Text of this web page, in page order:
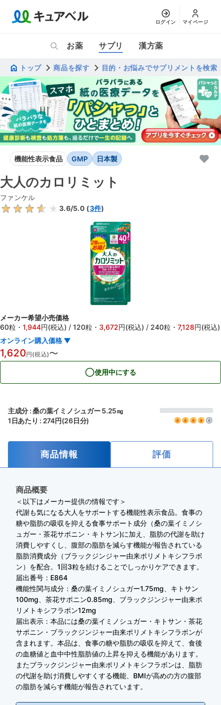
ログイン マイページ
お薬 サプリ 漢方薬
トップ 商品を探す 目的・お悩みでサプリメントを検索
機能性表示食品 GMP 日本製
大人のカロリミット
ファンケル
3.6/5.0 (3件)
メーカー希望小売価格
60粒 ・ 1,944円(税込) / 120粒 ・ 3,672円(税込) / 240粒 ・ 7,128円(税込)
オンライン購入価格 ▼
1,620円(税込)〜
使用中にする
主成分 : 桑の葉イミノシュガー 5.25㎎
1日あたり : 274円(26日分)
商品情報 評価
商品概要
＜以下はメーカー提供の情報です＞
代謝も気になる大人をサポートする機能性表示食品。食事の
糖や脂肪の吸収を抑える食事サポート成分（桑の葉イミノシ
ュガー・茶花サポニン・キトサン)に加え、脂肪の代謝を助け
消費しやすくし、腹部の脂肪を減らす機能が報告されている
脂肪消費成分（ブラックジンジャー由来ポリメトキシフラボ
ン）を配合。1回3粒を続けることでしっかりケアできます。
届出番号：E864
機能性関与成分：桑の葉イミノシュガー1.75mg、キトサン
100mg、茶花サポニン0.85mg、ブラックジンジャー由来ポ
リメトキシフラボン12mg
届出表示：本品には桑の葉イミノシュガー・キトサン・茶花
サポニン・ブラックジンジャー由来ポリメトキシフラボンが
含まれます。本品は、食事の糖や脂肪の吸収を抑えて、食後
の血糖値と血中中性脂肪値の上昇を抑える機能があります。
またブラックジンジャー由来ポリメトキシフラボンは、脂肪
の代謝を助け消費しやすくする機能、BMIが高めの方の腹部
の脂肪を減らす機能が報告されています。